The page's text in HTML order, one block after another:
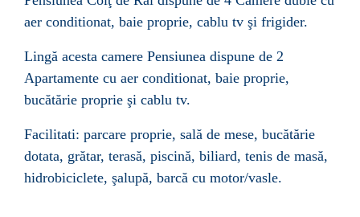
aer conditionat, baie proprie, cablu tv şi frigider.
Lingă acesta camere Pensiunea dispune de 2
Apartamente cu aer conditionat, baie proprie,
bucătărie proprie şi cablu tv.
Facilitati: parcare proprie, sală de mese, bucătărie
dotata, grătar, terasă, piscină, biliard, tenis de masă,
hidrobiciclete, şalupă, barcă cu motor/vasle.